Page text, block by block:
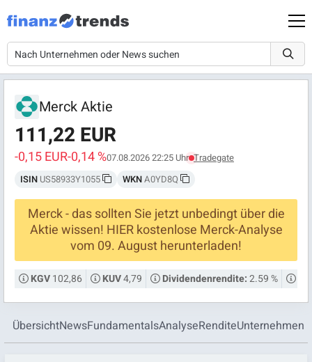
Merck Aktie
111,22 EUR
-0,15 EUR-0,14 %07.08.2026 22:25 Uhr Tradegate
ISIN US58933Y1055 WKNA0YD8Q
Merck - das sollten Sie jetzt unbedingt über die
Aktie wissen! HIER kostenlose Merck-Analyse
vom 09. August herunterladen!
KGV102,86 KUV4,79 Dividendenrendite:2.59 %
ÜbersichtNewsFundamentalsAnalyseRenditeUnternehmen